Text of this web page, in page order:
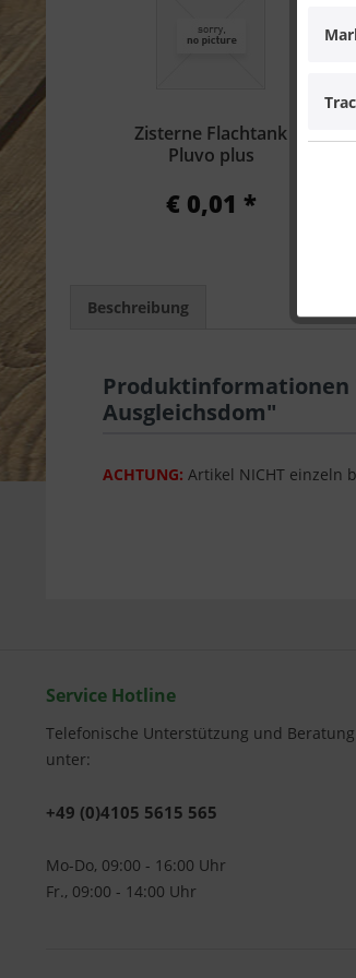
Zisterne Flachtank
Pluvo plus
€ 0,01 *
Beschreibung
Produktinformationen
Ausgleichsdom"
ACHTUNG: Artikel NICHT einzeln
Service Hotline
Telefonische Unterstützung und Beratung
unter:
+49 (0)4105 5615 565
Mo-Do, 09:00 - 16:00 Uhr
Fr., 09:00 - 14:00 Uhr